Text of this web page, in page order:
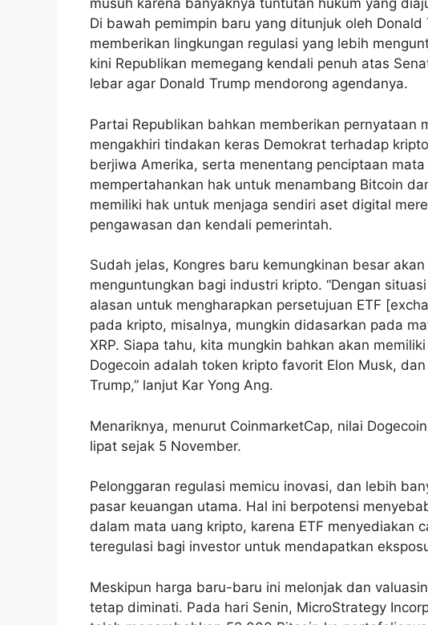
musuh karena banyaknya tuntutan hukum yang
Di bawah pemimpin baru yang ditunjuk oleh Donald
memberikan lingkungan regulasi yang lebih
kini Republikan memegang kendali penuh atas
lebar agar Donald Trump mendorong agendanya.
Partai Republikan bahkan memberikan pernyataan
mengakhiri tindakan keras Demokrat terhadap
berjiwa Amerika, serta menentang penciptaan
mempertahankan hak untuk menambang Bitcoin
memiliki hak untuk menjaga sendiri aset digital
pengawasan dan kendali pemerintah.
Sudah jelas, Kongres baru kemungkinan besar
menguntungkan bagi industri kripto. “Dengan
alasan untuk mengharapkan persetujuan ETF
pada kripto, misalnya, mungkin didasarkan pada
XRP. Siapa tahu, kita mungkin bahkan akan
Dogecoin adalah token kripto favorit Elon Musk,
Trump,” lanjut Kar Yong Ang.
Menariknya, menurut CoinmarketCap, nilai
lipat sejak 5 November.
Pelonggaran regulasi memicu inovasi, dan lebih
pasar keuangan utama. Hal ini berpotensi
dalam mata uang kripto, karena ETF menyediakan
teregulasi bagi investor untuk mendapatkan
Meskipun harga baru-baru ini melonjak dan
tetap diminati. Pada hari Senin, MicroStrategy